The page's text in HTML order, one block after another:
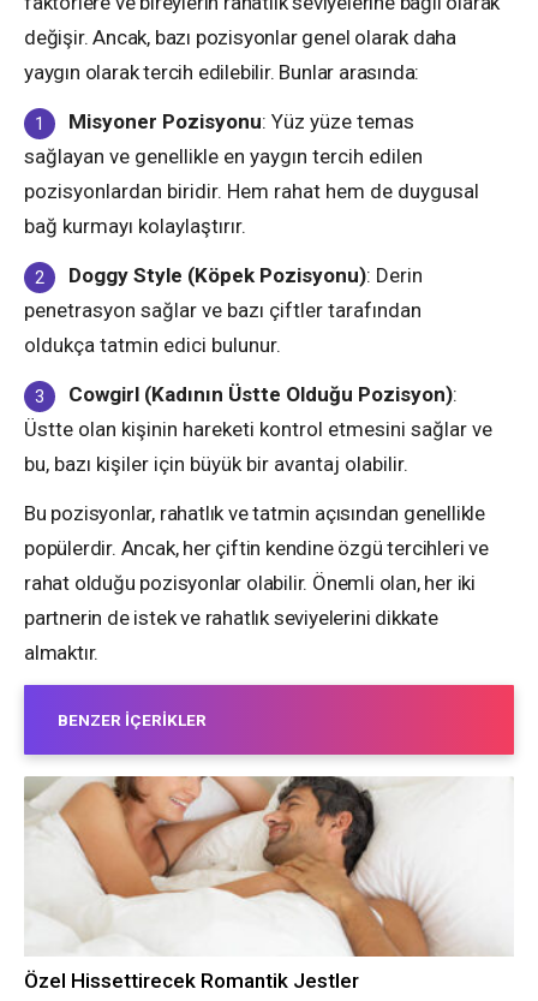
değişir. Ancak, bazı pozisyonlar genel olarak daha
yaygın olarak tercih edilebilir. Bunlar arasında:
Misyoner Pozisyonu: Yüz yüze temas
sağlayan ve genellikle en yaygın tercih edilen
pozisyonlardan biridir. Hem rahat hem de duygusal
bağ kurmayı kolaylaştırır.
Doggy Style (Köpek Pozisyonu): Derin
penetrasyon sağlar ve bazı çiftler tarafından
oldukça tatmin edici bulunur.
Cowgirl (Kadının Üstte Olduğu Pozisyon):
Üstte olan kişinin hareketi kontrol etmesini sağlar ve
bu, bazı kişiler için büyük bir avantaj olabilir.
Bu pozisyonlar, rahatlık ve tatmin açısından genellikle
popülerdir. Ancak, her çiftin kendine özgü tercihleri ve
rahat olduğu pozisyonlar olabilir. Önemli olan, her iki
partnerin de istek ve rahatlık seviyelerini dikkate
almaktır.
BENZER İÇERIKLER
Özel Hissettirecek Romantik Jestler